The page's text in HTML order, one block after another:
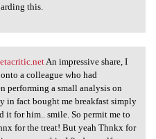
this.
metacritic.net
An impressive share, I
a colleague who had
performing a small analysis on
in fact bought me breakfast simply
it for him.. smile. So permit me to
for the treat! But yeah Thnkx for